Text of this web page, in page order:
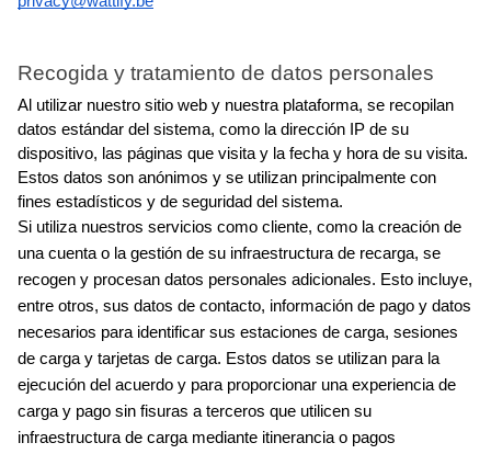
Recogida y tratamiento de datos personales
Al utilizar nuestro sitio web y nuestra plataforma, se recopilan
datos estándar del sistema, como la dirección IP de su
dispositivo, las páginas que visita y la fecha y hora de su visita.
Estos datos son anónimos y se utilizan principalmente con
fines estadísticos y de seguridad del sistema.
Si utiliza nuestros servicios como cliente, como la creación de
una cuenta o la gestión de su infraestructura de recarga, se
recogen y procesan datos personales adicionales. Esto incluye,
entre otros, sus datos de contacto, información de pago y datos
necesarios para identificar sus estaciones de carga, sesiones
de carga y tarjetas de carga. Estos datos se utilizan para la
ejecución del acuerdo y para proporcionar una experiencia de
carga y pago sin fisuras a terceros que utilicen su
infraestructura de carga mediante itinerancia o pagos